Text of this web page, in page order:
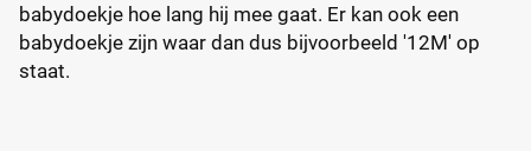
babydoekje hoe lang hij mee gaat. Er kan ook een
babydoekje zijn waar dan dus bijvoorbeeld '12M' op
staat.